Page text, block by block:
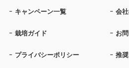
キャンペーン一覧 会
栽培ガイド お
プライバシーポリシー 推